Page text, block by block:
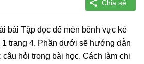
bài Tập đọc dế mèn bênh vực kẻ
1 trang 4. Phần dưới sẽ hướng dẫn
hỏi trong bài học. Cách làm chi